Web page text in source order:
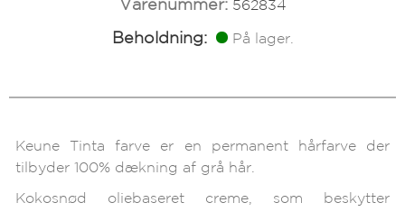
Varenummer: 562834
Beholdning: På lager.
Keune Tinta farve er en permanent hårfarve der
tilbyder 100% dækning af grå hår.
Kokosnød oliebaseret creme, som beskytter